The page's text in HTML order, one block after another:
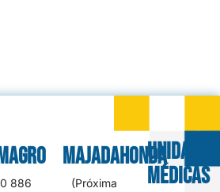
886
MAJADAHONDA
(Próxima
UNIDADES
MÉDICAS